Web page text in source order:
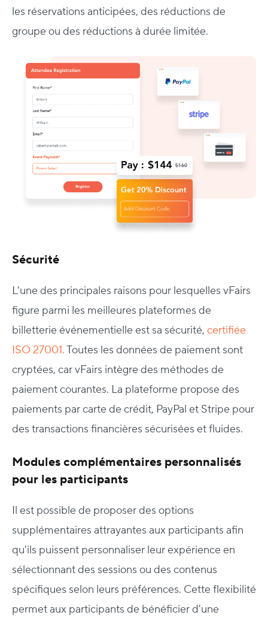
les réservations anticipées, des réductions de
groupe ou des réductions à durée limitée.
Sécurité
L'une des principales raisons pour lesquelles vFairs
figure parmi les meilleures plateformes de
billetterie événementielle est sa sécurité, certifiée
ISO 27001.Toutes les données de paiement sont
cryptées, car vFairs intègre des méthodes de
paiement courantes. La plateforme propose des
paiements par carte de crédit, PayPal et Stripe pour
des transactions financières sécurisées et fluides.
Modules complémentaires personnalisés
pour les participants
Il est possible de proposer des options
supplémentaires attrayantes aux participants afin
qu'ils puissent personnaliser leur expérience en
sélectionnant des sessions ou des contenus
spécifiques selon leurs préférences. Cette flexibilité
permet aux participants de bénéficier d'une